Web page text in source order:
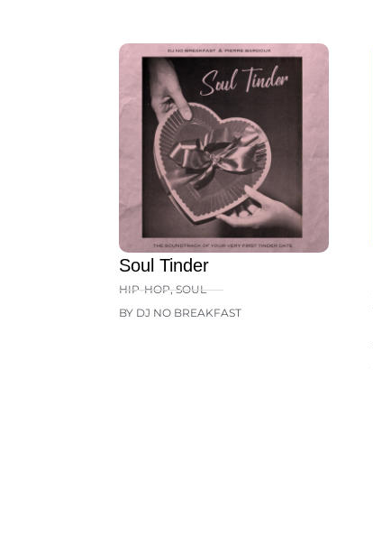
Soul Tinder
HIP-HOP,SOUL
BY DJ NO BREAKFAST